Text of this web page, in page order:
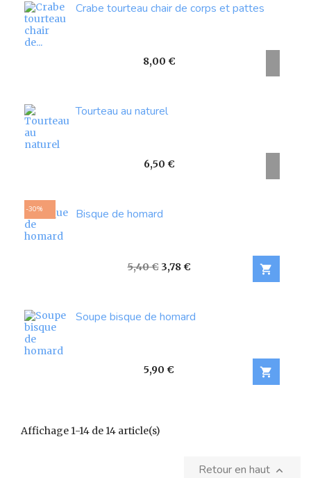
Crabe tourteau chair de corps et pattes
Prix
8,00 €
Tourteau au naturel
Prix
6,50 €
-30% Bisque de homard
Prix
5,40 € Prix
3,78 € 
Soupe bisque de homard
Prix
5,90 € 
Affichage 1-14 de 14 article(s)
Retour en haut 